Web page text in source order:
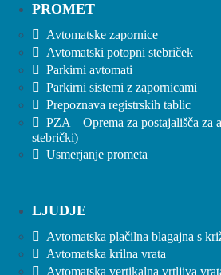
PROMET
Avtomatske zapornice
Avtomatski potopni stebriček
Parkirni avtomati
Parkirni sistemi z zapornicami
Prepoznava registrskih tablic
PZA – Oprema za postajališča za
stebrički)
Usmerjanje prometa
LJUDJE
Avtomatska plačilna blagajna s
Avtomatska krilna vrata
Avtomatska vertikalna vrtljiva